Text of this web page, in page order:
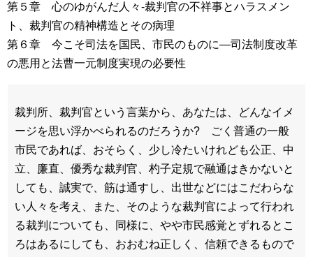
第５章 心のゆがんだ人々-裁判官の不祥事とハラスメン
ト、裁判官の精神構造とその病理
第６章 今こそ司法を国民、市民のものに―司法制度改革
の悪用と法曹一元制度実現の必要性
裁判所、裁判官という言葉から、あなたは、どんなイメ
ージを思い浮かべられるのだろうか? ごく普通の一般
市民であれば、おそらく、少し冷たいけれども公正、中
立、廉直、優秀な裁判官、杓子定規で融通はきかないと
しても、誠実で、筋は通すし、出世などにはこだわらな
い人々を考え、また、そのような裁判官によって行われ
る裁判についても、同様に、やや市民感覚とずれるとこ
ろはあるにしても、おおむね正しく、信頼できるもので